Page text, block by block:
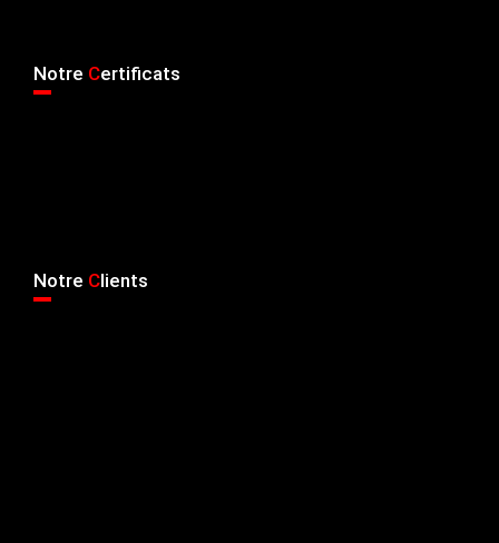
Notre Certificats
Notre Clients